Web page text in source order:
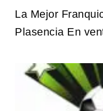
La Mejor
Plasencia En